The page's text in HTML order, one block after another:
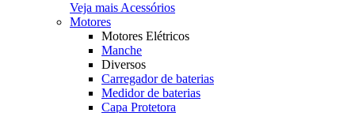
Veja mais Acessórios
Motores
Motores Elétricos
Manche
Diversos
Carregador de baterias
Medidor de baterias
Capa Protetora